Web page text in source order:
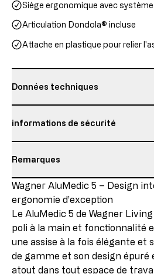
Siège ergonomique avec
Articulation Dondola® incluse
Attache en plastique pour relier
Données techniques
hauteur du dossier
hauteur du siège
hauteur totale
largeur du siège
Poids maximal de l'utilisateur
informations de sécurité
Personne responsable:
Augsburger Str. 29
86863 Langenneufnach
GERMANY
courriel: info@topstar.de
Téléphone: 08239/789-0
Ce modèle porte le label GS
Remarques
Détails sur l’état de l’article
Produit neuf avec pièces en fin de
Ce produit est neuf, mais contient
provenant de stocks restants qui ne
reproduites en raison de
ou de changements de
de série sont intégrées dans les
Wagner AluMedic 5 – Design
ergonomie d’exception
Le AluMedic 5 de Wagner
poli à la main et fonctionnalité
une assise à la fois élégante et
de gamme et son design
atout dans tout espace de